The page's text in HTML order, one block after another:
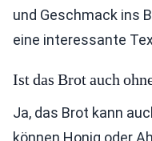
und Geschmack ins
eine interessante
Ist das Brot auch
Ja, das Brot kann
können Honig oder